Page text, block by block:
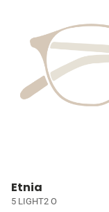
Etnia
5 LIGHT2 O